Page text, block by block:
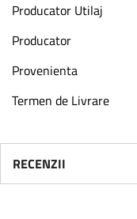
Producator Utilaj
Producator
Provenienta
Termen de Livrare
RECENZII